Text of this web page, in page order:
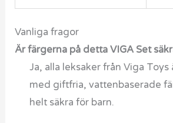
Vanliga fragor
Är färgerna på detta VIGA Set
Ja, alla leksaker från Viga Toys
med giftfria, vattenbaserade
helt säkra för barn.